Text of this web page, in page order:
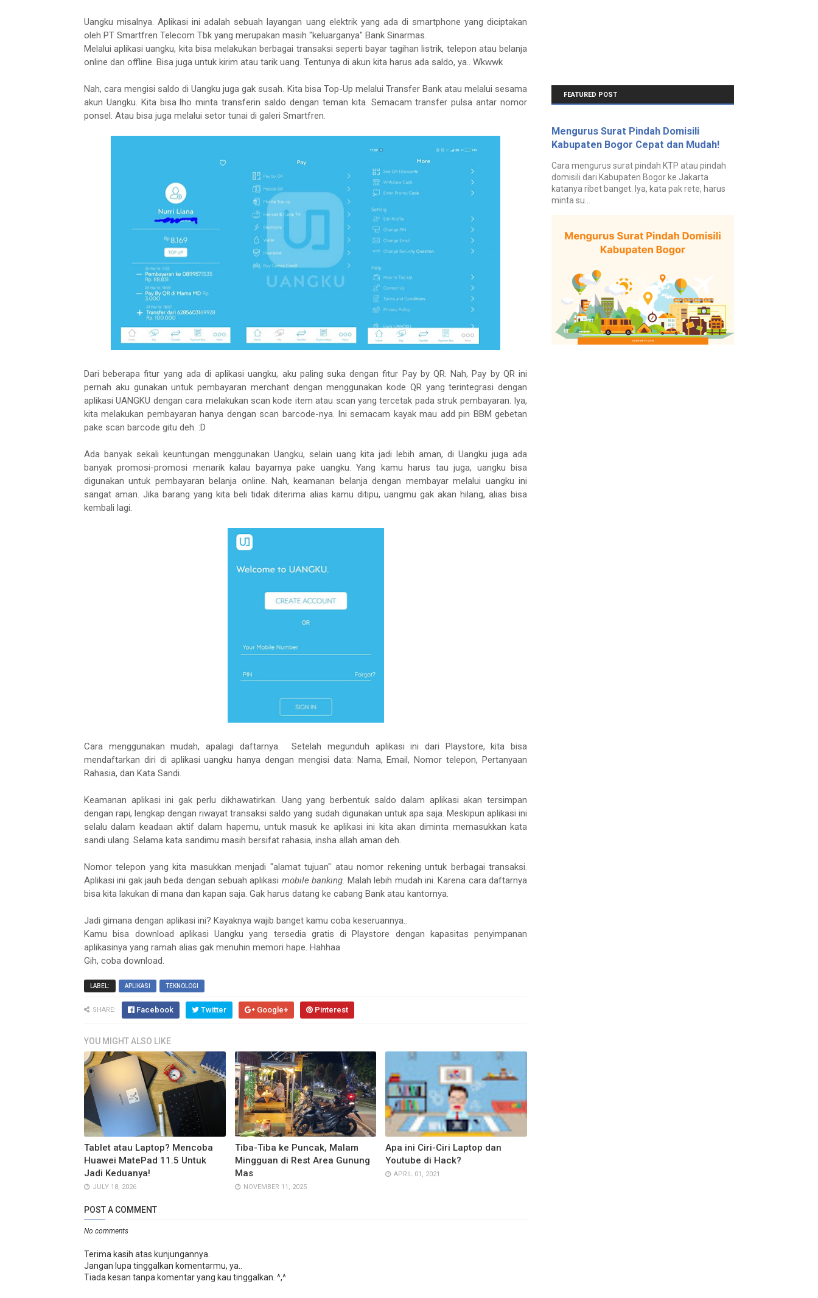
Uangku misalnya. Aplikasi ini adalah sebuah layangan uang elektrik yang ada di smartphone yang diciptakan
oleh PT Smartfren Telecom Tbk yang merupakan masih "keluarganya" Bank Sinarmas.
Melalui aplikasi uangku, kita bisa melakukan berbagai transaksi seperti bayar tagihan listrik, telepon atau belanja
online dan offline. Bisa juga untuk kirim atau tarik uang. Tentunya di akun kita harus ada saldo, ya.. Wkwwk
Nah, cara mengisi saldo di Uangku juga gak susah. Kita bisa Top-Up melalui Transfer Bank atau melalui sesama
akun Uangku. Kita bisa lho minta transferin saldo dengan teman kita. Semacam transfer pulsa antar nomor
ponsel. Atau bisa juga melalui setor tunai di galeri Smartfren.
Dari beberapa fitur yang ada di aplikasi uangku, aku paling suka dengan fitur Pay by QR. Nah, Pay by QR ini
pernah aku gunakan untuk pembayaran merchant dengan menggunakan kode QR yang terintegrasi dengan
aplikasi UANGKU dengan cara melakukan scan kode item atau scan yang tercetak pada struk pembayaran. Iya,
kita melakukan pembayaran hanya dengan scan barcode-nya. Ini semacam kayak mau add pin BBM gebetan
pake scan barcode gitu deh. :D
Ada banyak sekali keuntungan menggunakan Uangku, selain uang kita jadi lebih aman, di Uangku juga ada
banyak promosi-promosi menarik kalau bayarnya pake uangku. Yang kamu harus tau juga, uangku bisa
digunakan untuk pembayaran belanja online. Nah, keamanan belanja dengan membayar melalui uangku ini
sangat aman. Jika barang yang kita beli tidak diterima alias kamu ditipu, uangmu gak akan hilang, alias bisa
kembali lagi.
Cara menggunakan mudah, apalagi daftarnya. Setelah megunduh aplikasi ini dari Playstore, kita bisa
mendaftarkan diri di aplikasi uangku hanya dengan mengisi data: Nama, Email, Nomor telepon, Pertanyaan
Rahasia, dan Kata Sandi.
Keamanan aplikasi ini gak perlu dikhawatirkan. Uang yang berbentuk saldo dalam aplikasi akan tersimpan
dengan rapi, lengkap dengan riwayat transaksi saldo yang sudah digunakan untuk apa saja. Meskipun aplikasi ini
selalu dalam keadaan aktif dalam hapemu, untuk masuk ke aplikasi ini kita akan diminta memasukkan kata
sandi ulang. Selama kata sandimu masih bersifat rahasia, insha allah aman deh.
Nomor telepon yang kita masukkan menjadi "alamat tujuan" atau nomor rekening untuk berbagai transaksi.
Aplikasi ini gak jauh beda dengan sebuah aplikasi mobile banking.Malah lebih mudah ini. Karena cara daftarnya
bisa kita lakukan di mana dan kapan saja. Gak harus datang ke cabang Bank atau kantornya.
Jadi gimana dengan aplikasi ini? Kayaknya wajib banget kamu coba keseruannya..
Kamu bisa download aplikasi Uangku yang tersedia gratis di Playstore dengan kapasitas penyimpanan
aplikasinya yang ramah alias gak menuhin memori hape. Hahhaa
Gih, coba download.
LABEL: APLIKASI TEKNOLOGI
SHARE: Facebook Twitter Google+ Pinterest
YOU MIGHT ALSO LIKE
Tablet atau Laptop? Mencoba
Huawei MatePad 11.5 Untuk
Jadi Keduanya!
JULY 18, 2026
Tiba-Tiba ke Puncak, Malam
Mingguan di Rest Area Gunung
Mas
NOVEMBER 11, 2025
Apa ini Ciri-Ciri Laptop dan
Youtube di Hack?
APRIL 01, 2021
POST A COMMENT
No comments
Terima kasih atas kunjungannya.
Jangan lupa tinggalkan komentarmu, ya..
Tiada kesan tanpa komentar yang kau tinggalkan. ^,^
FEATURED POST
Mengurus Surat Pindah Domisili
Kabupaten Bogor Cepat dan Mudah!
Cara mengurus surat pindah KTP atau pindah
domisili dari Kabupaten Bogor ke Jakarta
katanya ribet banget. Iya, kata pak rete, harus
minta su...